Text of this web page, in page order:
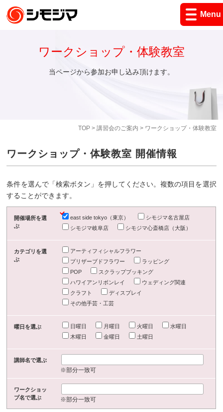
Menu
TOP> 講習会のご案内 > ワークショップ・体験教室
ワークショップ・体験教室
当ページから参加お申し込み頂けます。
ワークショップ・体験教室 開催情報
条件を選んで「検索ボタン」を押してください。複数の項目を選択
することができます。
開催場所を選
ぶ
east side tokyo（東京）
シモジマ名古屋店
シモジマ岐阜店
シモジマ心斎橋店（大阪）
カテゴリを選
ぶ
アーティフィシャルフラワー
プリザーブドフラワー
ラッピング
POP
スクラップブッキング
ハワイアンリボンレイ
ウェディング関連
クラフト
ディスプレイ
その他手芸・工芸
曜日を選ぶ 日曜日 月曜日 火曜日
水曜日
木曜日
金曜日 土曜日
講師名で選ぶ
※部分一致可
ワークショッ
プ名で選ぶ
※部分一致可